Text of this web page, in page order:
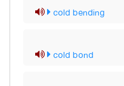
cold bending
cold bond